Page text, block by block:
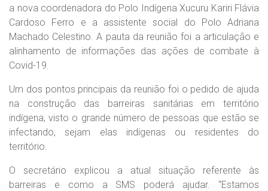
a nova coordenadora do Polo Indígena Xucuru Kariri Flávia
Cardoso Ferro e a assistente social do Polo Adriana
Machado Celestino. A pauta da reunião foi a articulação e
alinhamento de informações das ações de combate à
Covid-19.
Um dos pontos principais da reunião foi o pedido de ajuda
na construção das barreiras sanitárias em território
indígena, visto o grande número de pessoas que estão se
infectando, sejam elas indígenas ou residentes do
território.
O secretário explicou a atual situação referente às
barreiras e como a SMS poderá ajudar. “Estamos